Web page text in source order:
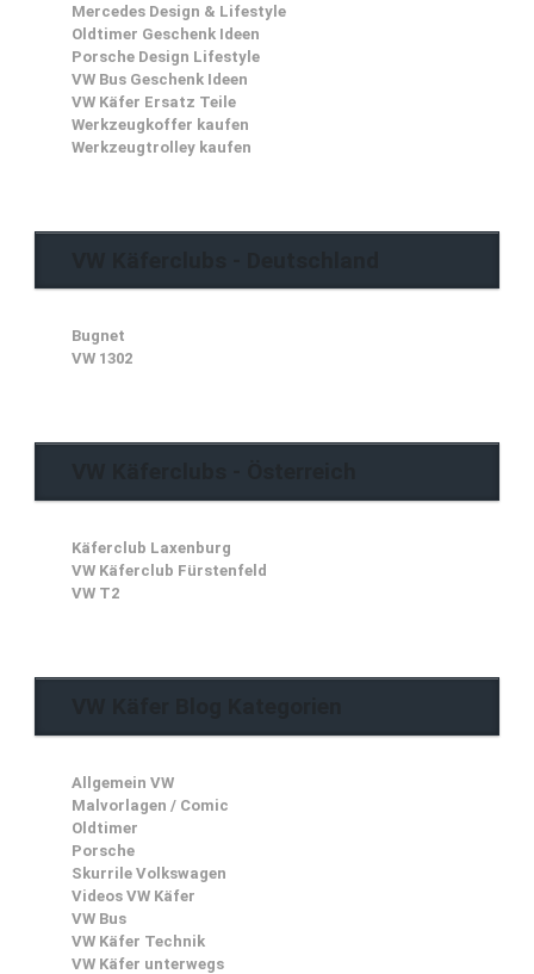
Mercedes Design & Lifestyle
Oldtimer Geschenk Ideen
Porsche Design Lifestyle
VW Bus Geschenk Ideen
VW Käfer Ersatz Teile
Werkzeugkoffer kaufen
Werkzeugtrolley kaufen
Bugnet
VW 1302
Käferclub Laxenburg
VW Käferclub Fürstenfeld
VW T2
Allgemein VW
Malvorlagen / Comic
Oldtimer
Porsche
Skurrile Volkswagen
Videos VW Käfer
VW Bus
VW Käfer Technik
VW Käfer unterwegs